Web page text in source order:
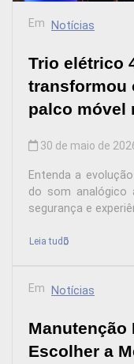
Em Notícias
Trio elétrico
transformou
palco móvel
30 de maio de
Entenda a
do som analógico
segurança e
Leia tudo
Em Notícias
Manutenção
Escolher a